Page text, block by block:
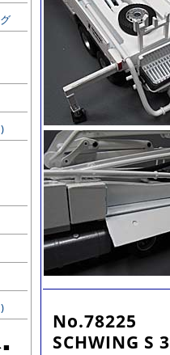
■
No.78225
SCHWING